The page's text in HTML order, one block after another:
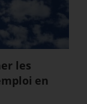
les
en